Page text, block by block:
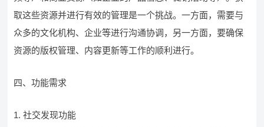
取这些资源并进行有效的管理是一个挑战。一方面，需要与
众多的文化机构、企业等进行沟通协调，另一方面，要确保
资源的版权管理、内容更新等工作的顺利进行。
四、功能需求
1. 社交发现功能